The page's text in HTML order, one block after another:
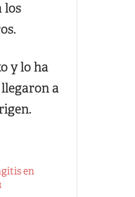
los
y lo ha
a
en